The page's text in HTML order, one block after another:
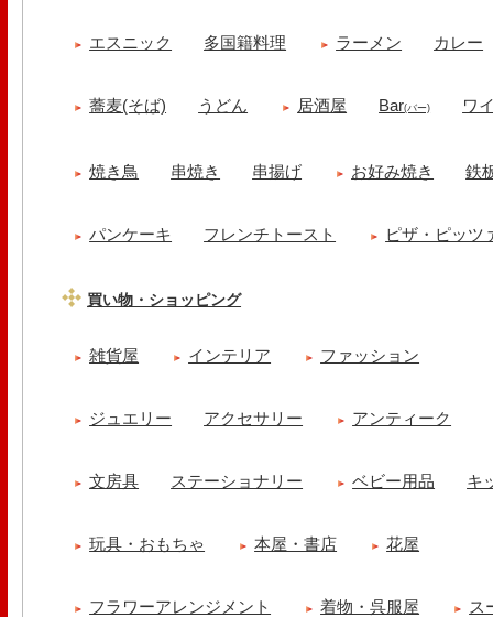
エスニック 多国籍料理 ラーメン カレー
蕎麦(そば) うどん 居酒屋 Bar(バー) ワ
焼き鳥 串焼き 串揚げ お好み焼き 鉄
パンケーキ フレンチトースト ピザ・ピッツ
買い物・ショッピング
雑貨屋 インテリア ファッション
ジュエリー アクセサリー アンティーク
文房具 ステーショナリー ベビー用品 キ
玩具・おもちゃ 本屋・書店 花屋
フラワーアレンジメント 着物・呉服屋 ス